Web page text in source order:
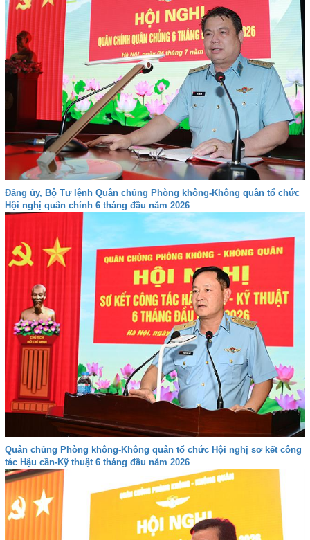
Đảng ủy, Bộ Tư lệnh Quân chủng Phòng không-Không quân tổ chức
Hội nghị quân chính 6 tháng đầu năm 2026
Quân chủng Phòng không-Không quân tổ chức Hội nghị sơ kết công
tác Hậu cần-Kỹ thuật 6 tháng đầu năm 2026